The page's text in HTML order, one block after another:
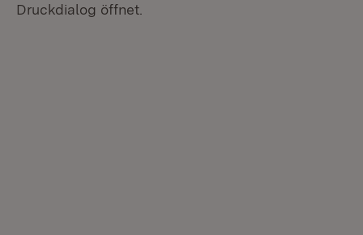
Druckdialog öffnet.